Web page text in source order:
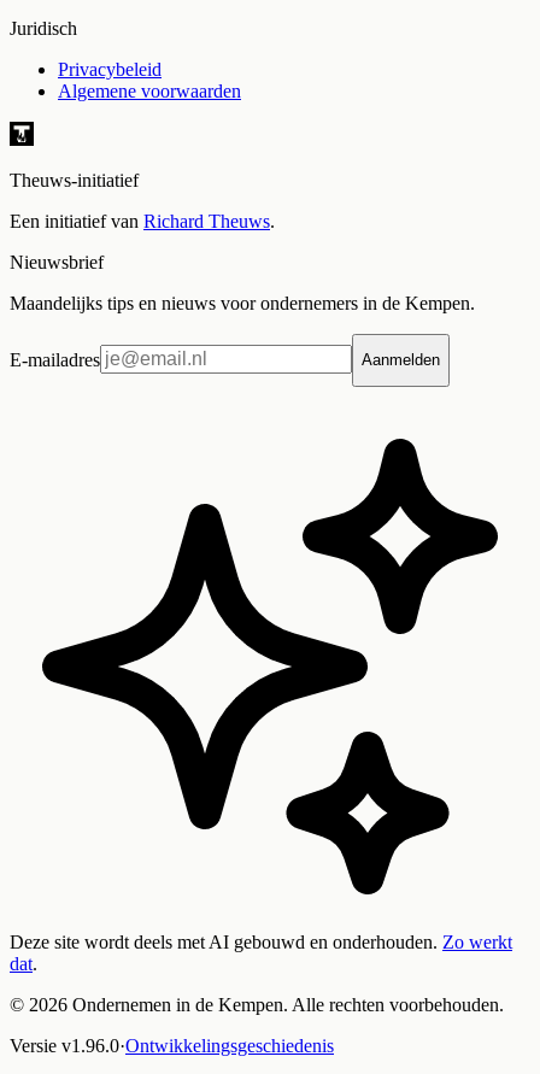
Juridisch
Privacybeleid
Algemene voorwaarden
Theuws-initiatief
Een initiatief van Richard Theuws.
Nieuwsbrief
Maandelijks tips en nieuws voor ondernemers in de Kempen.
E-mailadres Aanmelden
Deze site wordt deels met AI gebouwd en onderhouden. Zo werkt
dat.
© 2026 Ondernemen in de Kempen. Alle rechten voorbehouden.
Versie v1.96.0·Ontwikkelingsgeschiedenis